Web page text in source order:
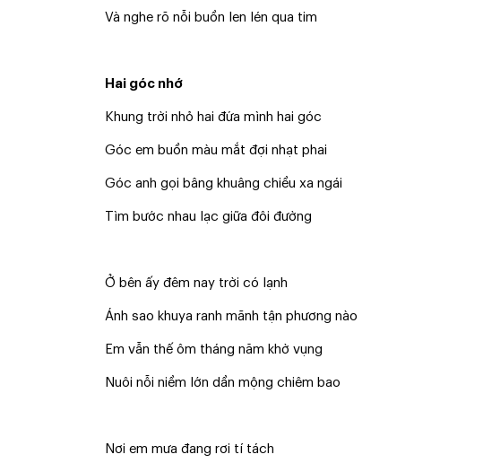
Và nghe rõ nỗi buồn len lén qua tim
Hai góc nhớ
Khung trời nhỏ hai đứa mình hai góc
Góc em buồn màu mắt đợi nhạt phai
Góc anh gọi bâng khuâng chiều xa ngái
Tìm bước nhau lạc giữa đôi đường
Ở bên ấy đêm nay trời có lạnh
Ánh sao khuya ranh mãnh tận phương nào
Em vẫn thế ôm tháng năm khờ vụng
Nuôi nỗi niềm lớn dần mộng chiêm bao
Nơi em mưa đang rơi tí tách